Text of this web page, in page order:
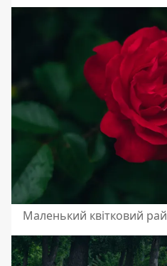
Маленький квітковий рай